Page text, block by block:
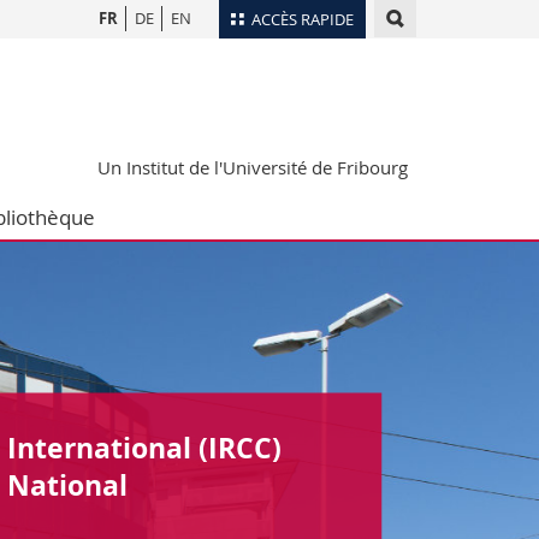
ACCÈS RAPIDE
Bibliothèques
FR DE EN
Un Institut de l'Université de Fribourg
International (IRCC)
National